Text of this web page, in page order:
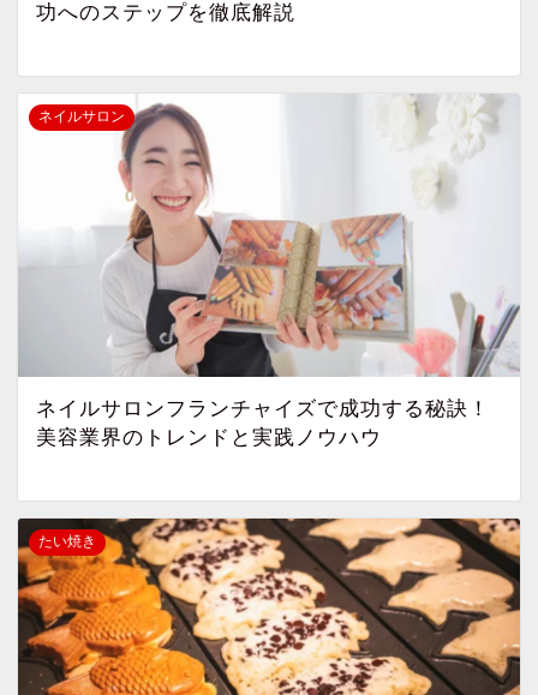
功へのステップを徹底解説
ネイルサロン
ネイルサロンフランチャイズで成功する秘訣！
美容業界のトレンドと実践ノウハウ
たい焼き